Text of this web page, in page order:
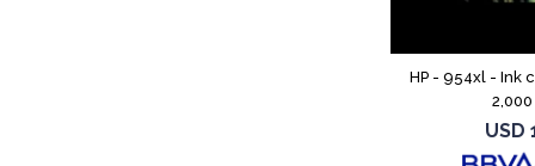
HP - 954xl - Ink
USD